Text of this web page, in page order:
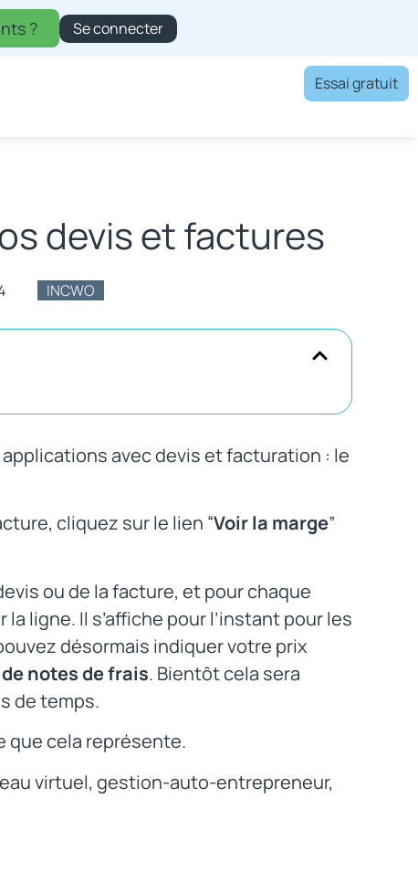
Se connecter
?
Essai gratuit
devis et factures
INCWO
avec devis et facturation : le
cliquez sur le lien “Voir la marge”
ou de la facture, et pour chaque
ligne. Il s’affiche pour l’instant pour les
désormais indiquer votre prix
notes de frais. Bientôt cela sera
de temps.
que cela représente.
virtuel, gestion-auto-entrepreneur,